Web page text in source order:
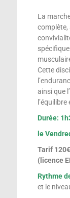
La
complète,
Cette
ainsi que
Durée:
le
Tarif
(licence
Rythme
et le